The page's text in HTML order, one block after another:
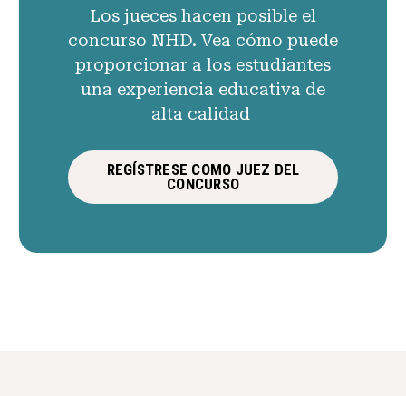
Los jueces hacen posible el
concurso NHD. Vea cómo puede
proporcionar a los estudiantes
una experiencia educativa de
alta calidad
REGÍSTRESE COMO JUEZ DEL
CONCURSO